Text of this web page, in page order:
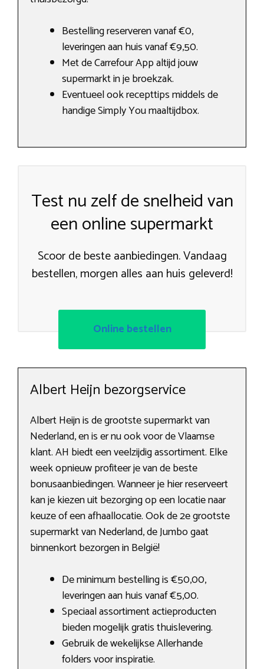
Bestelling reserveren vanaf €0,
leveringen aan huis vanaf €9,50.
Met de Carrefour App altijd jouw
supermarkt in je broekzak.
Eventueel ook recepttips middels de
handige Simply You maaltijdbox.
Test nu zelf de snelheid van
een online supermarkt
Scoor de beste aanbiedingen. Vandaag
bestellen, morgen alles aan huis geleverd!
Online bestellen
Albert Heijn bezorgservice
Albert Heijn is de grootste supermarkt van
Nederland, en is er nu ook voor de Vlaamse
klant. AH biedt een veelzijdig assortiment. Elke
week opnieuw profiteer je van de beste
bonusaanbiedingen. Wanneer je hier reserveert
kan je kiezen uit bezorging op een locatie naar
keuze of een afhaallocatie. Ook de 2e grootste
supermarkt van Nederland, de Jumbo gaat
binnenkort bezorgen in België!
De minimum bestelling is €50,00,
leveringen aan huis vanaf €5,00.
Speciaal assortiment actieproducten
bieden mogelijk gratis thuislevering.
Gebruik de wekelijkse Allerhande
folders voor inspiratie.